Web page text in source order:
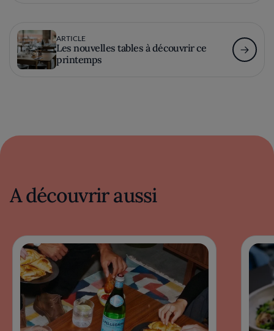
ARTICLE
Les nouvelles tables à découvrir ce
printemps
A découvrir aussi